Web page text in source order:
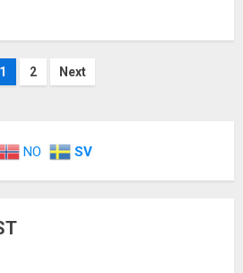
Inläggsnavigering
1 2 Next
NO SV